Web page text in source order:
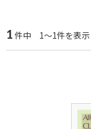
1 件中 1～1件を表示